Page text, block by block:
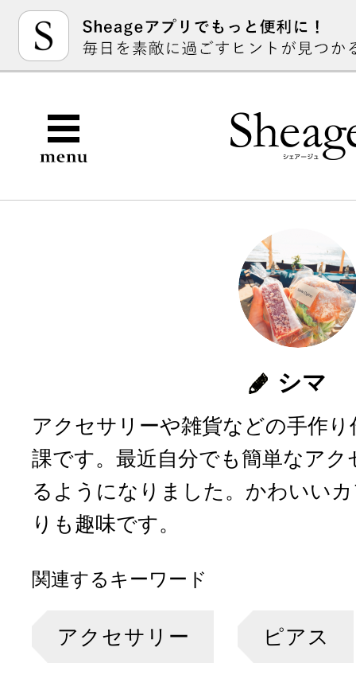
シマ
アクセサリーや雑貨などの手作
課です。最近自分でも簡単なア
るようになりました。かわいい
りも趣味です。
関連するキーワード
アクセサリー ピアス